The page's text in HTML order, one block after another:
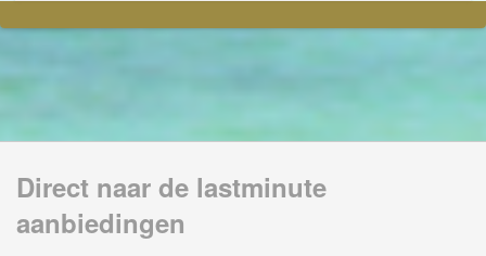
Direct naar de lastminute
aanbiedingen